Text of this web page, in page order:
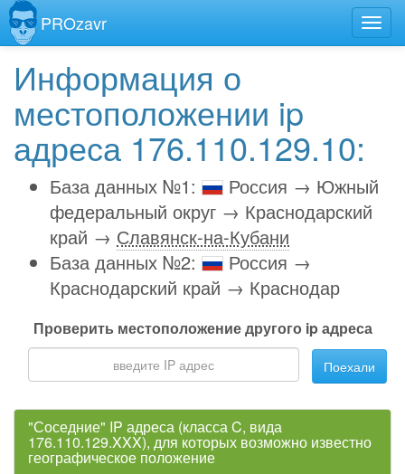
PROzavr
Информация о
местоположении ip
адреса 176.110.129.10:
База данных №1:
Россия → Южный
федеральный округ → Краснодарский
край → Славянск-на-Кубани
База данных №2:
Россия →
Краснодарский край → Краснодар
Проверить местоположение другого ip адреса
Поехали
"Соседние" IP адреса (класса C, вида
176.110.129.XXX), для которых возможно известно
географическое положение